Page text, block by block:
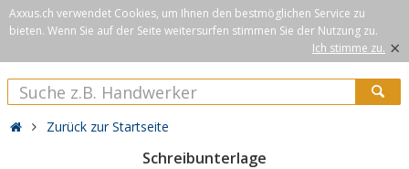
Axxus.ch verwendet Cookies, um Ihnen den bestmöglichen Service zu
bieten. Wenn Sie auf der Seite weitersurfen stimmen Sie der Nutzung zu.
Ich stimme zu. ×
Zurück zur Startseite
Schreibunterlage